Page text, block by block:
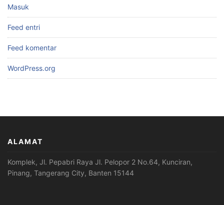
Masuk
Feed entri
Feed komentar
WordPress.org
ALAMAT
Komplek, Jl. Pepabri Raya Jl. Pelopor 2 No.64, Kunciran,
Pinang, Tangerang City, Banten 15144